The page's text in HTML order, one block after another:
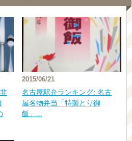
2015/06/21
名古屋駅弁ランキング: 名古
屋名物弁当「特製とり御
飯」...